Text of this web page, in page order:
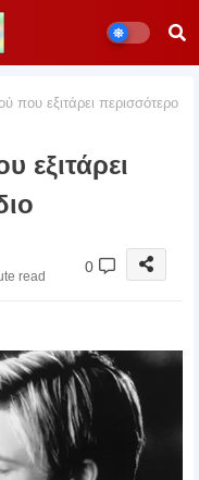
που εξιτάρει περισσότερο
εξιτάρει
read
0